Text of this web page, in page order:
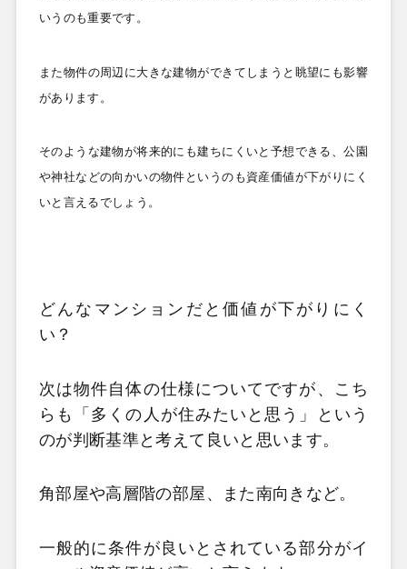
いうのも重要です。
また物件の周辺に大きな建物ができてしまうと眺望にも影響
があります。
そのような建物が将来的にも建ちにくいと予想できる、公園
や神社などの向かいの物件というのも資産価値が下がりにく
いと言えるでしょう。
どんなマンションだと価値が下がりにく
い？
次は物件自体の仕様についてですが、こち
らも「多くの人が住みたいと思う」という
のが判断基準と考えて良いと思います。
角部屋や高層階の部屋、また南向きなど。
一般的に条件が良いとされている部分がイ